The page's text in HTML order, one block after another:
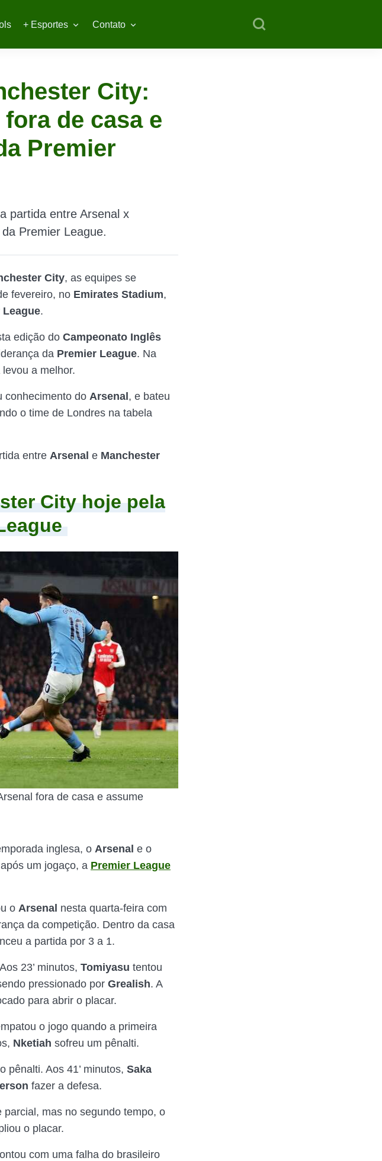
+ Esportes Contato
City:
de casa e
Premier
partida entre Arsenal x
Premier League.
City, as equipes se
fevereiro, no Emirates Stadium,
League.
edição do Campeonato Inglês
da Premier League. Na
levou a melhor.
conhecimento do Arsenal , e bateu
o time de Londres na tabela
entre Arsenal e Manchester
City hoje pela
fora de casa e assume
inglesa, o Arsenal e o
um jogaço, a Premier League
o Arsenal nesta quarta-feira com
da competição. Dentro da casa
a partida por 3 a 1.
23’ minutos, Tomiyasu tentou
pressionado por Grealish. A
para abrir o placar.
o jogo quando a primeira
Nketiah sofreu um pênalti.
pênalti. Aos 41’ minutos, Saka
fazer a defesa.
mas no segundo tempo, o
o placar.
com uma falha do brasileiro